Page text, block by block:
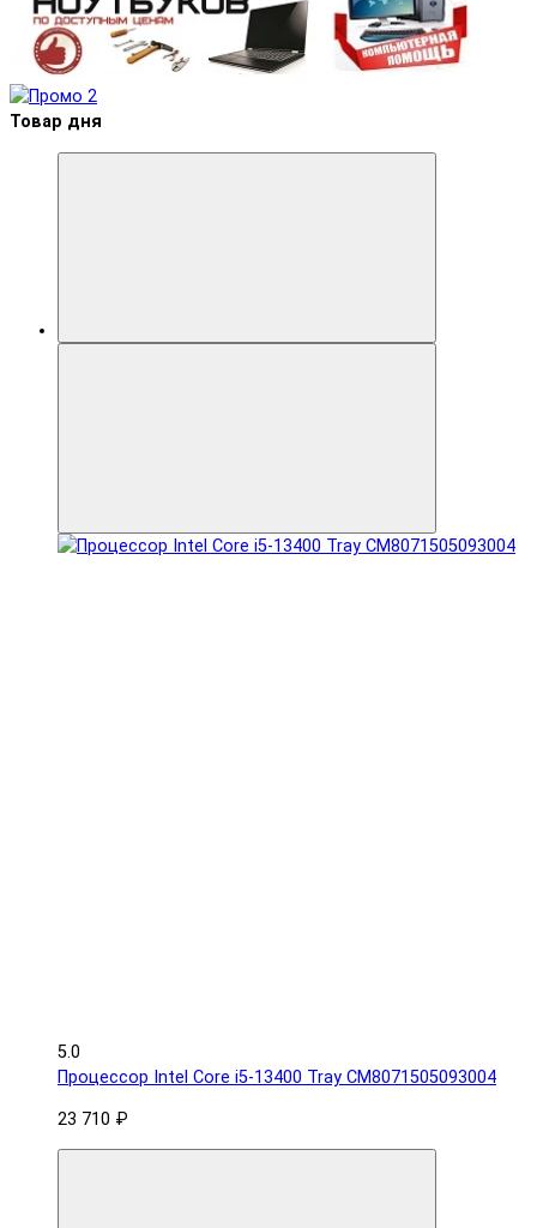
Товар дня
5.0
Процессор Intel Core i5-13400 Tray CM8071505093004
23 710 ₽